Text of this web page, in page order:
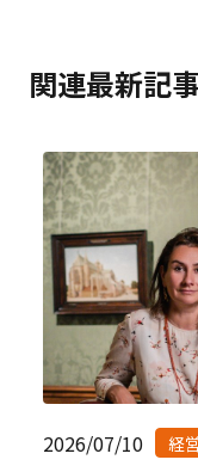
関連最新記
2026/07/10 経